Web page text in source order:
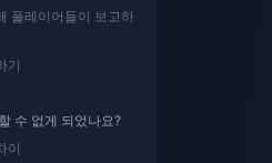
플레이어들이 보고하
기
수 없게 되었나요?
이